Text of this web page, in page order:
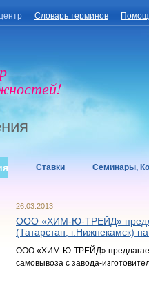
Словарь терминов
Ставки Семинары,
26.03.2013
ООО «ХИМ-Ю-ТРЕЙД»
(Татарстан, г.Нижнекамск)
ООО «ХИМ-Ю-ТРЕЙД» предлагает
самовывоза с завода-